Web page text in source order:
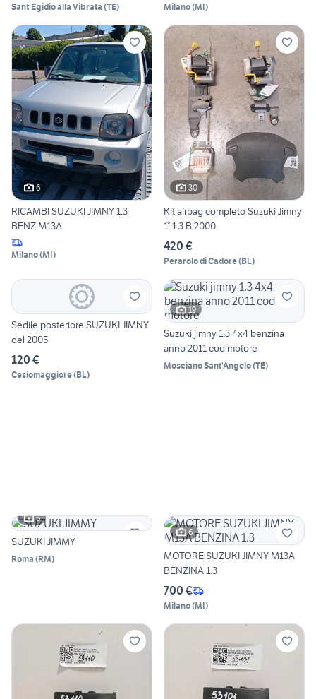
Sant'Egidio alla Vibrata (TE) Milano(MI)
6
RICAMBI SUZUKI JIMNY 1.3
BENZ.M13A
Milano(MI)
30
Kit airbag completo Suzuki Jimny
1° 1.3 B 2000
420 €
Perarolo di Cadore(BL)
Sedile posteriore SUZUKI JIMNY
del 2005
120 €
Cesiomaggiore(BL)
19
Suzuki jimny 1.3 4x4 benzina
anno 2011 cod motore
Mosciano Sant'Angelo(TE)
6
SUZUKI JIMMY
Roma (RM)
6
MOTORE SUZUKI JIMNY M13A
BENZINA 1.3
700 €
Milano(MI)